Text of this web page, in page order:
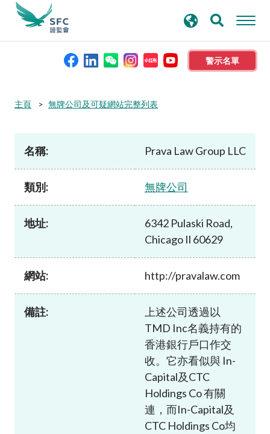
警示名單
本會簡介
規則及標準
資料庫
加入本會
尋
主頁 無牌公司及可疑網站完整列表
名稱: Prava Law Group LLC
類別: 無牌公司
地址:
6342 Pulaski Road,
Chicago Il 60629
網站: http://pravalaw.com
備註:
上述公司透過以
TMD Inc名義持有的
香港銀行戶口作交
收。它亦看似與 In-
Capital及CTC
Holdings Co 有關
連，而In-Capital及
CTC Holdings Co均